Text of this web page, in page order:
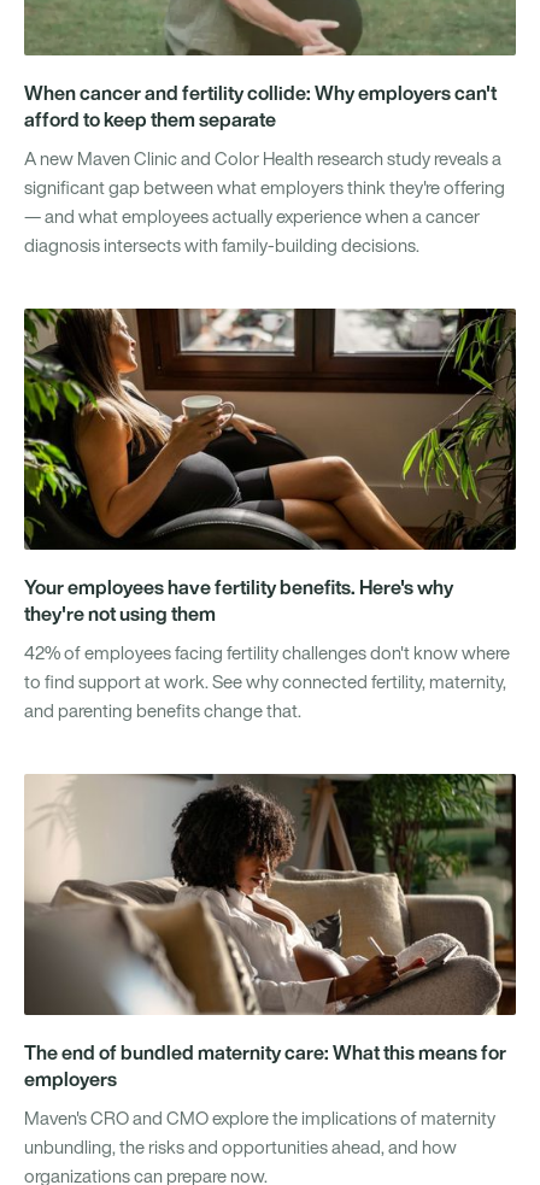
When cancer and fertility collide: Why employers can't
afford to keep them separate
A new Maven Clinic and Color Health research study reveals a
significant gap between what employers think they're offering
— and what employees actually experience when a cancer
diagnosis intersects with family-building decisions.
Your employees have fertility benefits. Here's why
they're not using them
42% of employees facing fertility challenges don't know where
to find support at work. See why connected fertility, maternity,
and parenting benefits change that.
The end of bundled maternity care: What this means for
employers
Maven's CRO and CMO explore the implications of maternity
unbundling, the risks and opportunities ahead, and how
organizations can prepare now.